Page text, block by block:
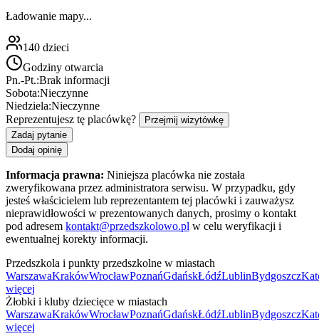
Ładowanie mapy...
140 dzieci
Godziny otwarcia
Pn.-Pt.:Brak informacji
Sobota:Nieczynne
Niedziela:Nieczynne
Reprezentujesz tę placówkę?
Przejmij wizytówkę
Zadaj pytanie
Dodaj opinię
Informacja prawna: Niniejsza placówka nie została
zweryfikowana przez administratora serwisu. W przypadku, gdy
jesteś właścicielem lub reprezentantem tej placówki i zauważysz
nieprawidłowości w prezentowanych danych, prosimy o kontakt
pod adresem kontakt@przedszkolowo.pl w celu weryfikacji i
ewentualnej korekty informacji.
Przedszkola i punkty przedszkolne w miastach
WarszawaKrakówWrocławPoznańGdańskŁódźLublinBydgoszcz
więcej
Żłobki i kluby dziecięce w miastach
WarszawaKrakówWrocławPoznańGdańskŁódźLublinBydgoszcz
więcej